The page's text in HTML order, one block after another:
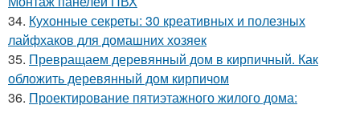
34. Кухонные секреты: 30 креативных и полезных
лайфхаков для домашних хозяек
35. Превращаем деревянный дом в кирпичный. Как
обложить деревянный дом кирпичом
36. Проектирование пятиэтажного жилого дома: